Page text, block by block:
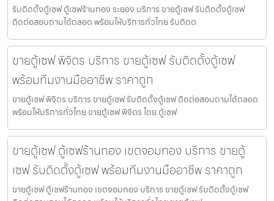
รับติดตั้งตู้เซฟ ตู้เซฟร้านทอง ระยอง บริการ ขายตู้เซฟ รับติดตั้งตู้เซฟ
ติดต่อสอบถามได้ตลอด พร้อมให้บริการทั่วไทย รับติดต
ขายตู้เซฟ พิจิตร บริการ ขายตู้เซฟ รับติดตั้งตู้เซฟ
พร้อมทีมงานมืออาชีพ ราคาถูก
ขายตู้เซฟ พิจิตร บริการ ขายตู้เซฟ รับติดตั้งตู้เซฟ ติดต่อสอบถามได้ตลอด
พร้อมให้บริการทั่วไทย ขายตู้เซฟ พิจิตร โดย ตู้เซฟ
ขายตู้เซฟ ตู้เซฟร้านทอง เขตจอมทอง บริการ ขายตู้
เซฟ รับติดตั้งตู้เซฟ พร้อมทีมงานมืออาชีพ ราคาถูก
ขายตู้เซฟ ตู้เซฟร้านทอง เขตจอมทอง บริการ ขายตู้เซฟ รับติดตั้งตู้เซฟ